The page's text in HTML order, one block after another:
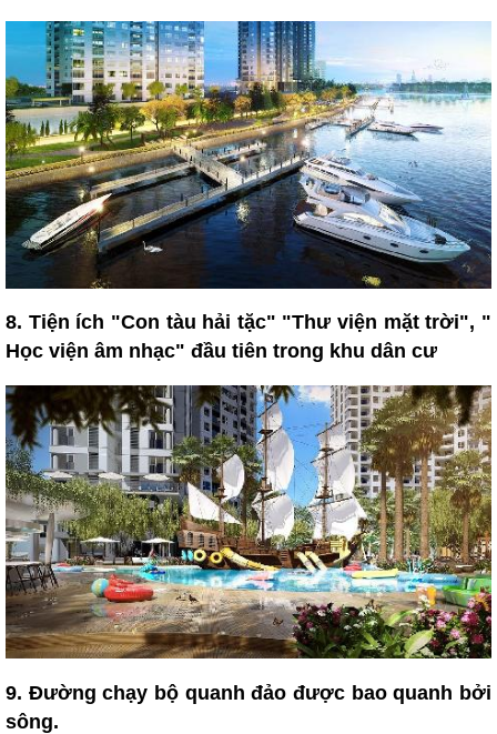
8. Tiện ích "Con tàu hải tặc" "Thư viện mặt trời", "
Học viện âm nhạc" đầu tiên trong khu dân cư
9. Đường chạy bộ quanh đảo được bao quanh bởi
sông.